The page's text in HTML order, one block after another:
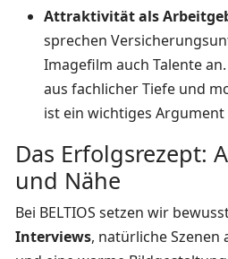
Attraktivität als
sprechen
Imagefilm auch Talente
aus fachlicher Tiefe und
ist ein wichtiges Argument
Das Erfolgsrezept:
und Nähe
Bei BELTIOS setzen wir
Interviews, natürliche Szenen